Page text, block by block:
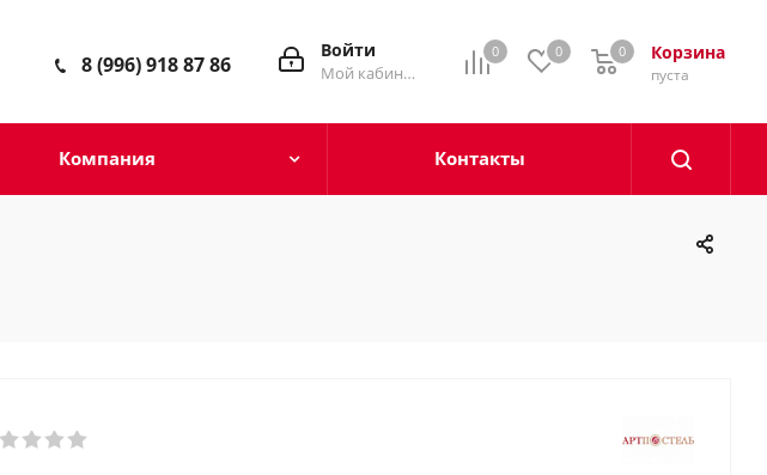
0 0 Корзина
0
пуста
0
Войти
Мой кабинет
8 (996) 918 87 86
Компания Контакты